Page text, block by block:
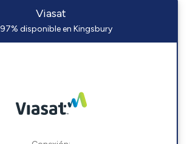
Viasat
97% disponible en Kingsbury